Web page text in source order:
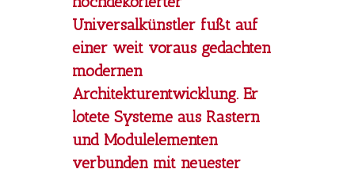
Universalkünstler fußt auf
einer weit voraus gedachten
modernen
Architekturentwicklung. Er
lotete Systeme aus Rastern
und Modulelementen
verbunden mit neuester